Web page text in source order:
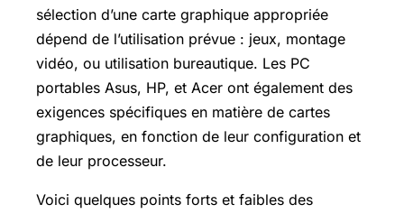
sélection d’une carte graphique appropriée
dépend de l’utilisation prévue : jeux, montage
vidéo, ou utilisation bureautique. Les PC
portables Asus, HP, et Acer ont également des
exigences spécifiques en matière de cartes
graphiques, en fonction de leur configuration et
de leur processeur.
Voici quelques points forts et faibles des